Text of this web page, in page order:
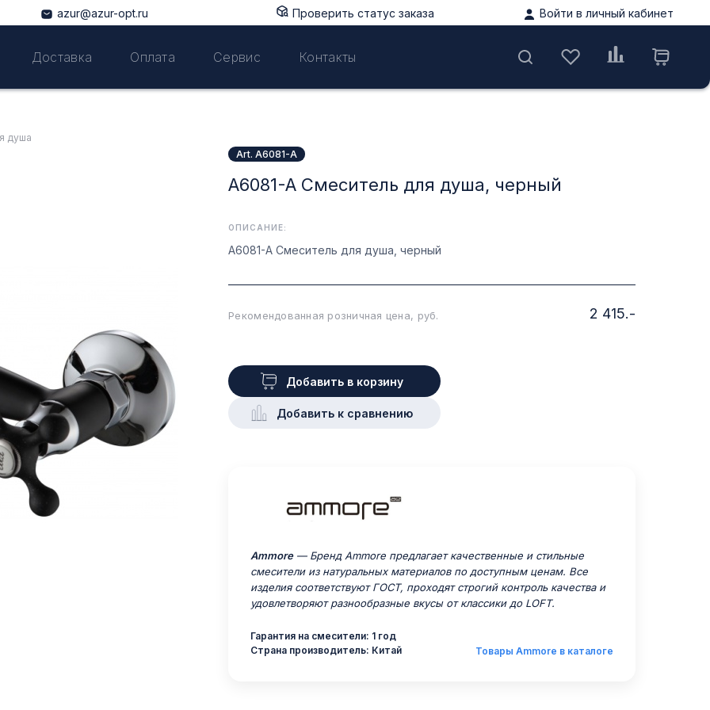
azur@azur-opt.ru Проверить статус заказа Войти в личный кабинет
Доставка Оплата Сервис Контакты
душа
Art. A6081-A
A6081-A Смеситель для душа, черный
ОПИСАНИЕ:
A6081-A Смеситель для душа, черный
Рекомендованная розничная цена, руб. 2 415.-
Добавить в корзину
Добавить к сравнению
Ammore— Бренд Ammore предлагает качественные и стильные
смесители из натуральных материалов по доступным ценам. Все
изделия соответствуют ГОСТ, проходят строгий контроль качества и
удовлетворяют разнообразные вкусы от классики до LOFT.
Гарантия на смесители: 1 год
Страна производитель: Китай
Товары Ammore в каталоге